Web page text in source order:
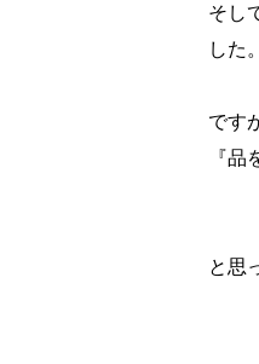
そし
した。
です
『
と思